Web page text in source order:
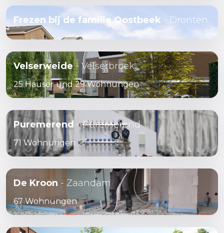
Frezen bij de familie Oostbeek - Dronten
Velserweide- Velserbroek
25 Häuser und 29 Wohnungen
Puremerend- Puremerend
71 Wohnungen
De Kroon - Zaandam
67 Wohnungen